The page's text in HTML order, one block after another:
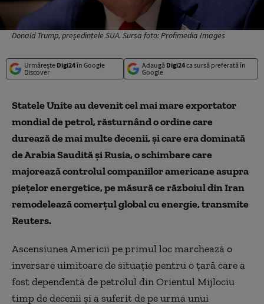
Donald Trump, președintele SUA. Sursa foto: Profimedia Images
Urmărește Digi24în Google
Discover
Adaugă Digi24ca sursă preferată în
Google
Statele Unite au devenit cel mai mare exportator
mondial de petrol, răsturnând o ordine care
durează de mai multe decenii, şi care era dominată
de Arabia Saudită şi Rusia, o schimbare care
majorează controlul companiilor americane asupra
pieţelor energetice, pe măsură ce războiul din Iran
remodelează comerţul global cu energie, transmite
Reuters.
Ascensiunea Americii pe primul loc marchează o
inversare uimitoare de situaţie pentru o ţară care a
fost dependentă de petrolul din Orientul Mijlociu
timp de decenii şi a suferit de pe urma unui